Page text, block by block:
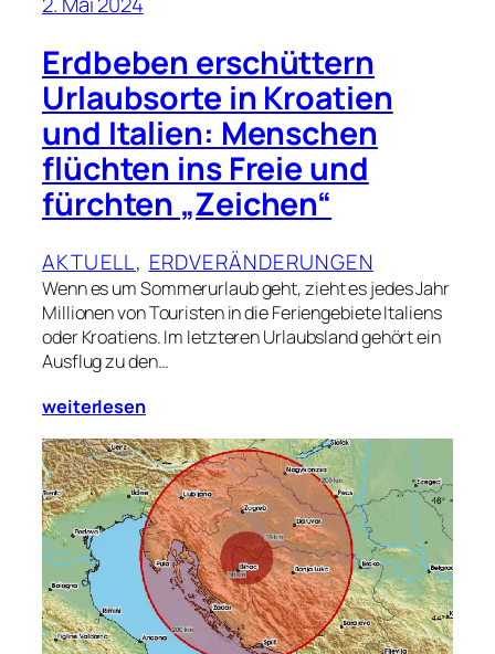
Erdbeben erschüttern
Urlaubsorte in Kroatien
und Italien: Menschen
flüchten ins Freie und
fürchten „Zeichen“
AKTUELL, ERDVERÄNDERUNGEN
Wenn es um Sommerurlaub geht, zieht es jedes Jahr
Millionen von Touristen in die Feriengebiete Italiens
oder Kroatiens. Im letzteren Urlaubsland gehört ein
Ausflug zu den…
weiterlesen